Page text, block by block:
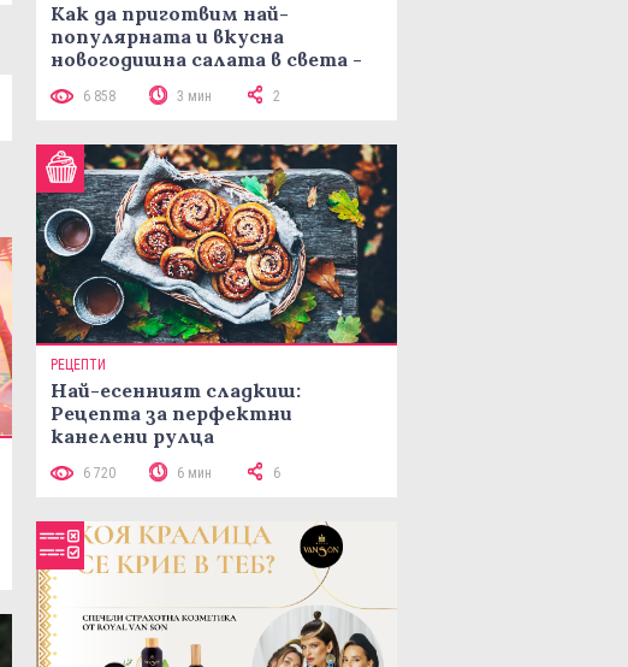
Как да приготвим най-
популярната и вкусна
новогодишна салата в света -
рецепта Мимоза
6 858 3 мин 2
РЕЦЕПТИ
Най-есенният сладкиш:
Рецепта за перфектни
канелени рулца
6 720 6 мин 6